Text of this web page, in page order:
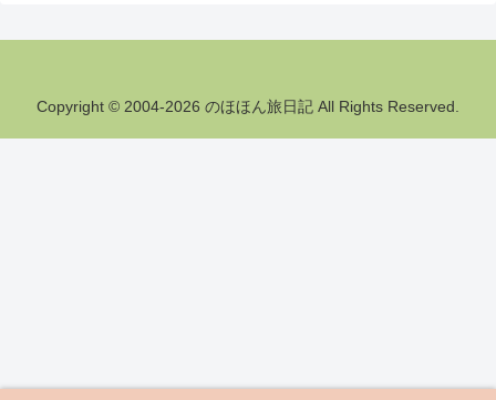
Copyright © 2004-2026 のほほん旅日記 All Rights Reserved.